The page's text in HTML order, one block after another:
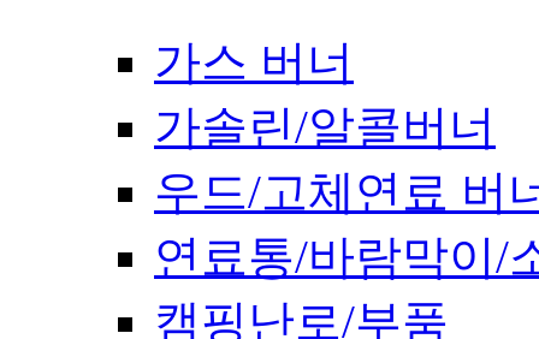
가스 버너
가솔린/알콜버너
우드/고체연료 버
연료통/바람막이/
캠핑난로/부품